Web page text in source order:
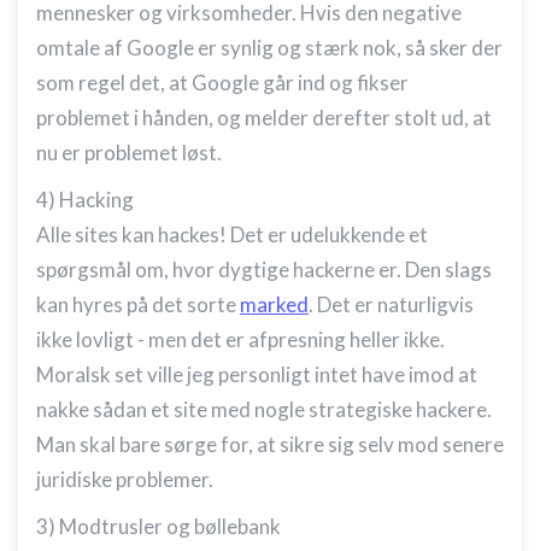
mennesker og virksomheder. Hvis den negative
omtale af Google er synlig og stærk nok, så sker der
som regel det, at Google går ind og fikser
problemet i hånden, og melder derefter stolt ud, at
nu er problemet løst.
4) Hacking
Alle sites kan hackes! Det er udelukkende et
spørgsmål om, hvor dygtige hackerne er. Den slags
kan hyres på det sortemarked. Det er naturligvis
ikke lovligt - men det er afpresning heller ikke.
Moralsk set ville jeg personligt intet have imod at
nakke sådan et site med nogle strategiske hackere.
Man skal bare sørge for, at sikre sig selv mod senere
juridiske problemer.
3) Modtrusler og bøllebank
placeringsoplysninger
Identificere enheder baseret på aktivt
anmodede oplysninger
Ikke-IAB-behandlingsformål:
Nødvendig
Ydeevne
Funktionel
Annoncering / marketing